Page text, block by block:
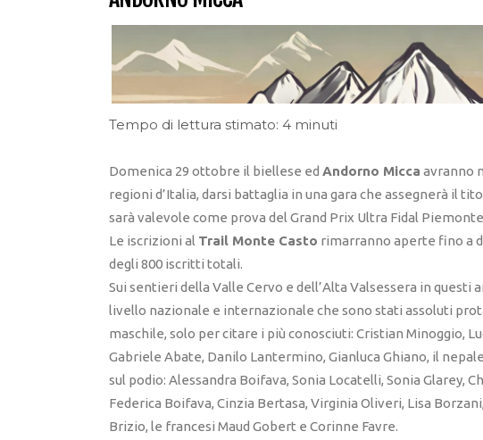
Tempo di lettura stimato: 4 minuti
Domenica 29 ottobre il biellese ed Andorno Micca avranno
regioni d’Italia, darsi battaglia in una gara che assegnerà il
sarà valevole come prova del Grand Prix Ultra Fidal
Le iscrizioni al Trail Monte Casto rimarranno aperte fino a
degli 800 iscritti totali.
Sui sentieri della Valle Cervo e dell’Alta Valsessera in
livello nazionale e internazionale che sono stati assoluti
maschile, solo per citare i più conosciuti: Cristian Minoggio,
Gabriele Abate, Danilo Lantermino, Gianluca Ghiano, il
sul podio: Alessandra Boifava, Sonia Locatelli, Sonia Glarey,
Federica Boifava, Cinzia Bertasa, Virginia Oliveri, Lisa
Brizio, le francesi Maud Gobert e Corinne Favre.